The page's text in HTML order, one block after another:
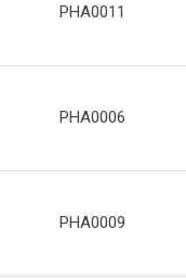
PHA0011
PHA0006
PHA0009